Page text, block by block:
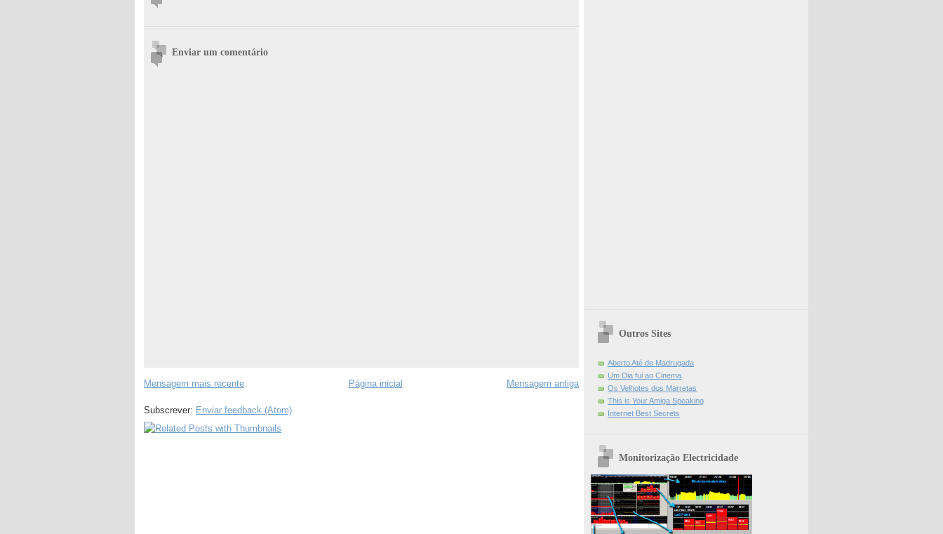
Enviar um comentário
Mensagem mais recente Mensagem antiga
Página inicial
Subscrever: Enviar feedback (Atom)
Outros Sites
Aberto Até de Madrugada
Um Dia fui ao Cinema
Os Velhotes dos Marretas
This is Your Amiga Speaking
Internet Best Secrets
Monitorização Electricidade